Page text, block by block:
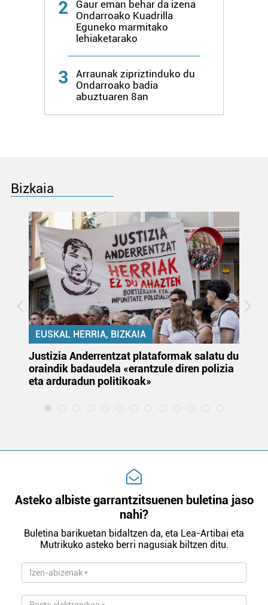
2
Gaur eman behar da izena
Ondarroako Kuadrilla
Eguneko marmitako
lehiaketarako
3
Arraunak zipriztinduko du
Ondarroako badia
abuztuaren 8an
Bizkaia
EUSKAL HERRIA, BIZKAIA
Justizia Anderrentzat plataformak salatu du
oraindik badaudela «erantzule diren polizia
eta arduradun politikoak»
Asteko albiste garrantzitsuenen buletina jaso
nahi?
Buletina barikuetan bidaltzen da, eta Lea-Artibai eta
Mutrikuko asteko berri nagusiak biltzen ditu.